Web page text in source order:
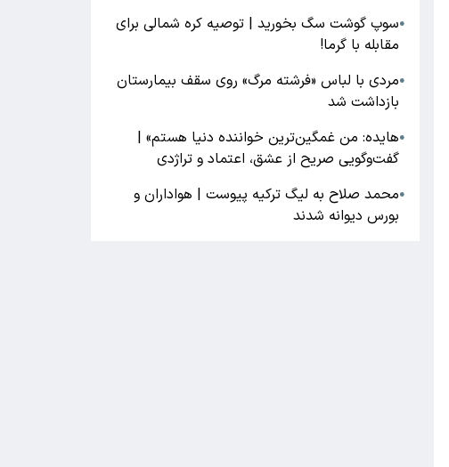
●سوپ گوشت سگ بخورید | توصیه کره شمالی برای
مقابله با گرما!
●مردی با لباس «فرشته مرگ» روی سقف بیمارستان
بازداشت شد
●هایده: من غمگین‌ترین خواننده دنیا هستم» |
گفت‌وگویی صریح از عشق، اعتماد و تراژدی
●محمد صلاح به لیگ ترکیه پیوست | هواداران و
بورس دیوانه شدند